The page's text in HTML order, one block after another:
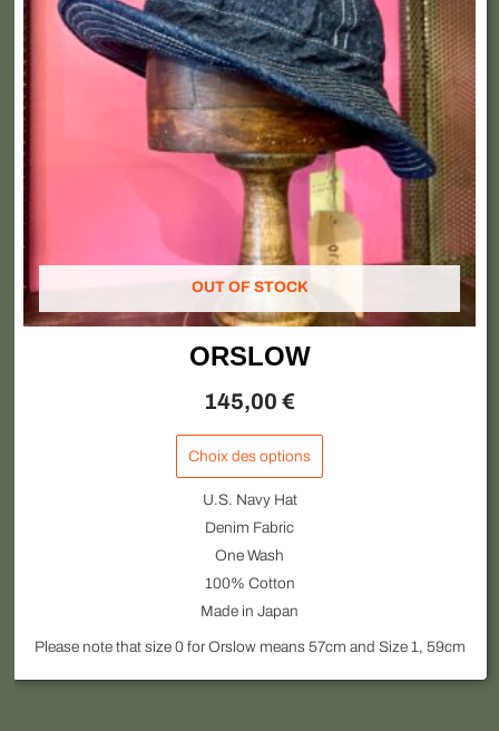
OUT OF STOCK
ORSLOW
145,00 €
Choix des options
Les
options
peuvent
être
choisies
sur
la
page
du
produit
U.S. Navy Hat
Denim Fabric
One Wash
100% Cotton
Made in Japan
Please note that size 0 for Orslow means 57cm and Size 1, 59cm